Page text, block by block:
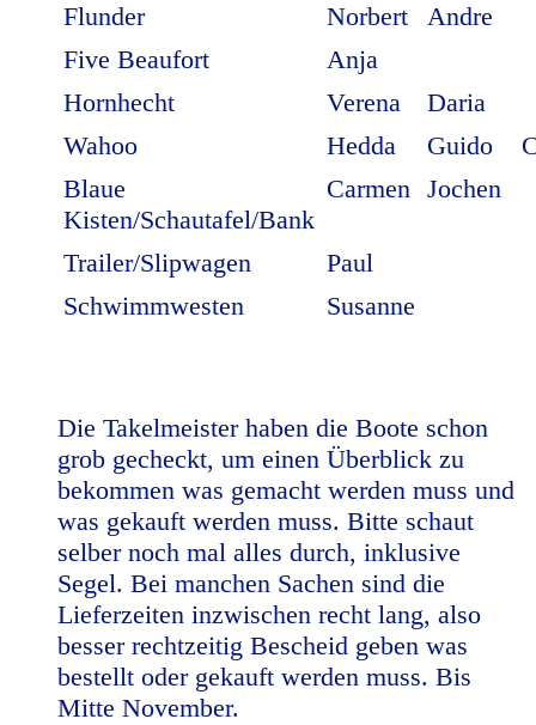
Flunder
Norbert
Andre
Five Beaufort
Anja
Hornhecht
Verena
Daria
Wahoo
Hedda Guido
Blaue
Kisten/Schautafel/Bank
Carmen Jochen
Trailer/Slipwagen
Paul
Schwimmwesten
Susanne
Die Takelmeister haben die Boote schon
grob gecheckt, um einen Überblick zu
bekommen was gemacht werden muss und
was gekauft werden muss. Bitte schaut
selber noch mal alles durch, inklusive
Segel. Bei manchen Sachen sind die
Lieferzeiten inzwischen recht lang, also
besser rechtzeitig Bescheid geben was
bestellt oder gekauft werden muss. Bis
Mitte November.